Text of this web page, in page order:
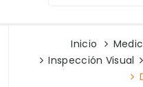
Inicio
Inspección Visual